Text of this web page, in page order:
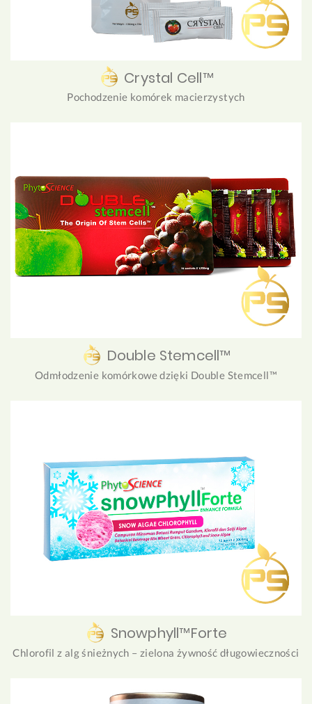
Crystal Cell™
Pochodzenie komórek macierzystych
Double Stemcell™
Odmłodzenie komórkowe dzięki Double Stemcell™
Snowphyll™Forte
Chlorofil z alg śnieżnych – zielona żywność długowieczności